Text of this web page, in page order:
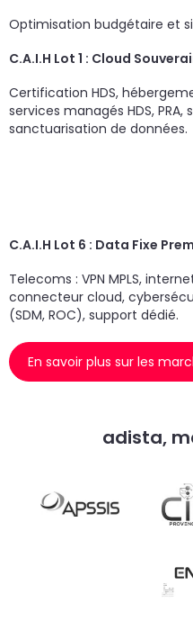
Optimisation budgétaire et
C.A.I.H Lot 1 : Cloud
Certification HDS,
services managés HDS,
sanctuarisation de données.
C.A.I.H Lot 6 : Data Fixe
Telecoms : VPN MPLS,
connecteur cloud,
(SDM, ROC), support dédié.
En savoir plus sur les
adista,